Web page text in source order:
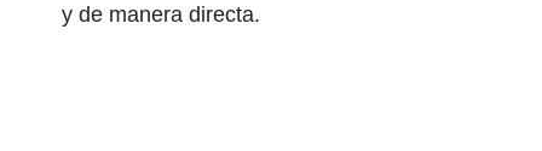
y de manera directa.